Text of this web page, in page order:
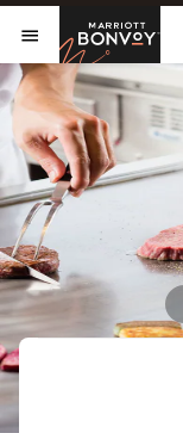
Skip to Content